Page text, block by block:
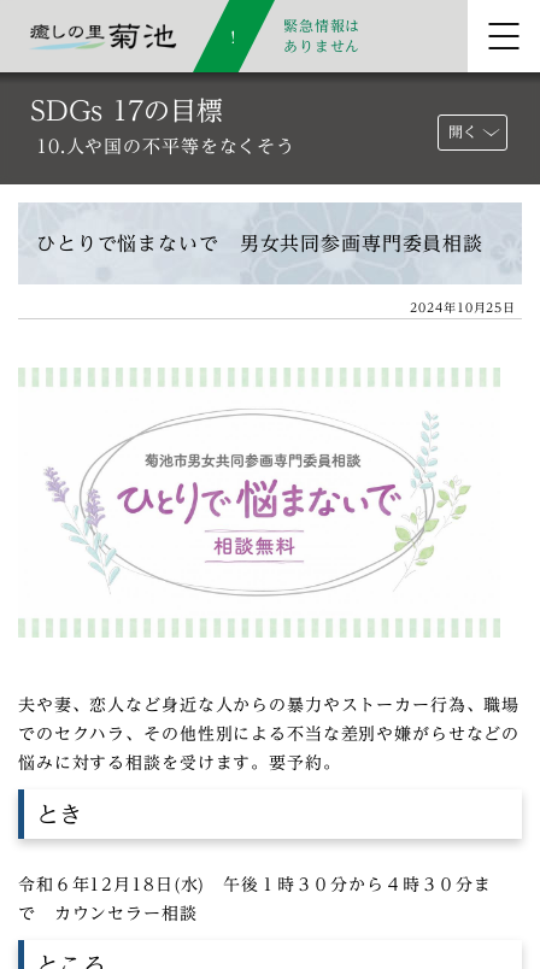
緊急情報は
ありません
SDGs 17の目標
10.人や国の不平等をなくそう
開く
ひとりで悩まないで 男女共同参画専門委員相談
2024年10月25日
夫や妻、恋人など身近な人からの暴力やストーカー行為、職場
でのセクハラ、その他性別による不当な差別や嫌がらせなどの
悩みに対する相談を受けます。要予約。
とき
令和６年12月18日(水) 午後１時３０分から４時３０分ま
で カウンセラー相談
ところ